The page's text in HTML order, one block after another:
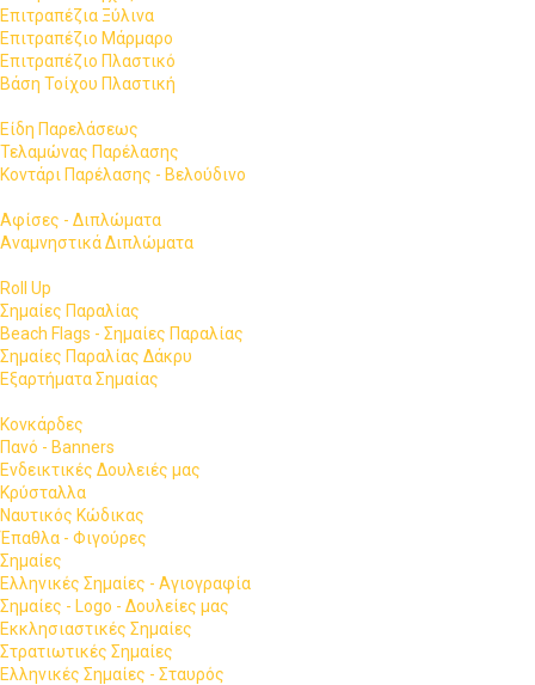
Επιτραπέζια Ξύλινα
Επιτραπέζιο Μάρμαρο
Επιτραπέζιο Πλαστικό
Βάση Τοίχου Πλαστική
Είδη Παρελάσεως
Τελαμώνας Παρέλασης
Κοντάρι Παρέλασης - Βελούδινο
Αφίσες - Διπλώματα
Αναμνηστικά Διπλώματα
Roll Up
Σημαίες Παραλίας
Beach Flags - Σημαίες Παραλίας
Σημαίες Παραλίας Δάκρυ
Εξαρτήματα Σημαίας
Κονκάρδες
Πανό - Banners
Ενδεικτικές Δουλειές μας
Κρύσταλλα
Ναυτικός Κώδικας
Έπαθλα - Φιγούρες
Σημαίες
Ελληνικές Σημαίες - Αγιογραφία
Σημαίες - Logo - Δουλείες μας
Εκκλησιαστικές Σημαίες
Στρατιωτικές Σημαίες
Ελληνικές Σημαίες - Σταυρός